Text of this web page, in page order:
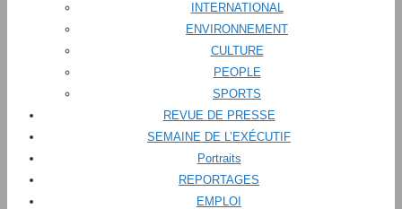
INTERNATIONAL
ENVIRONNEMENT
CULTURE
PEOPLE
SPORTS
REVUE DE PRESSE
SEMAINE DE L’EXÉCUTIF
Portraits
REPORTAGES
EMPLOI